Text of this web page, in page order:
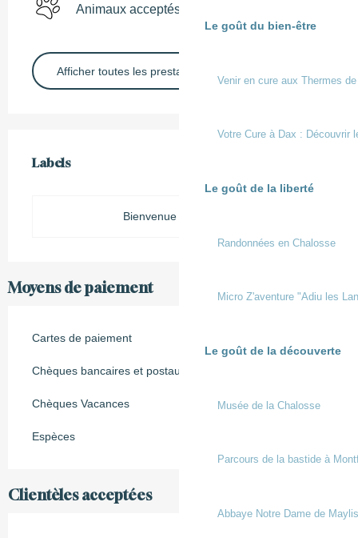
Le goût du bien-être
Venir en cure aux Thermes
Votre Cure à Dax : Découvrir
Le goût de la liberté
Randonnées en Chalosse
Micro Z'aventure "Adiu les
Le goût de la découverte
Musée de la Chalosse
Parcours de la bastide à
Abbaye Notre Dame de Maylis
Animaux acceptés
Afficher toutes les prestations
Labels
Labels
Bienvenue à la Ferme
Moyens de paiement
Cartes de paiement
Chèques bancaires et postaux
Chèques Vacances
Espèces
Clientèles acceptées